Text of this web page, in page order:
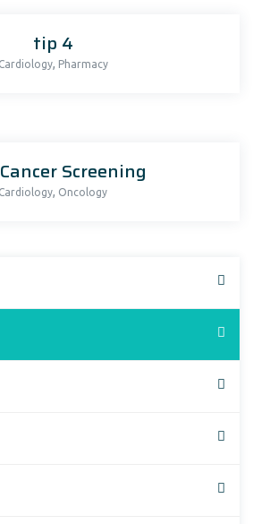
tip 4
Cardiology, Pharmacy
Screening
Cardiology, Oncology